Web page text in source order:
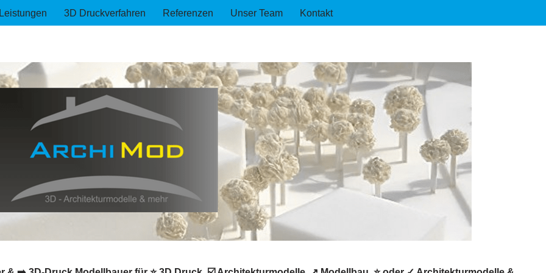
Leistungen 3D Druckverfahren Referenzen Unser Team Kontakt